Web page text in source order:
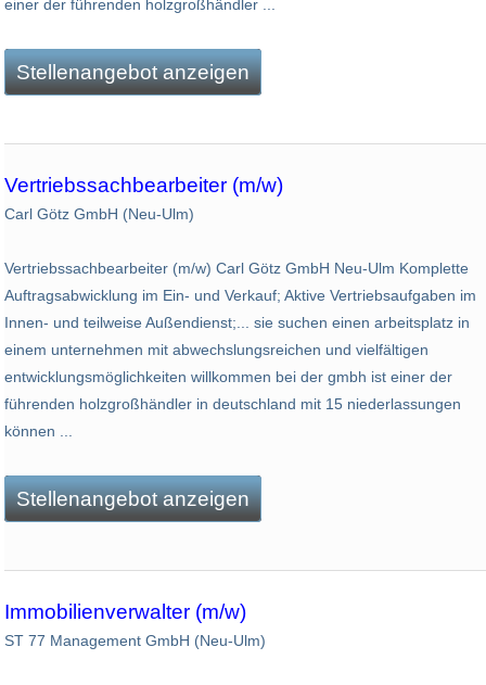
einer der führenden holzgroßhändler ...
Stellenangebot anzeigen
Vertriebssachbearbeiter (m/w)
Carl Götz GmbH (Neu-Ulm)
Vertriebssachbearbeiter (m/w) Carl Götz GmbH Neu-Ulm Komplette
Auftragsabwicklung im Ein- und Verkauf; Aktive Vertriebsaufgaben im
Innen- und teilweise Außendienst;... sie suchen einen arbeitsplatz in
einem unternehmen mit abwechs­lungsreichen und vielfältigen
entwicklungsmöglichkeiten willkommen bei der gmbh ist einer der
führenden holzgroßhändler in deutschland mit 15 niederlassungen
können ...
Stellenangebot anzeigen
Immobilienverwalter (m/w)
ST 77 Management GmbH (Neu-Ulm)